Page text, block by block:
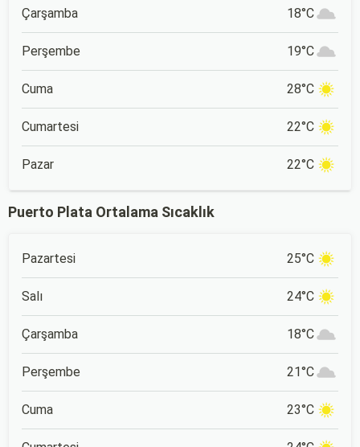
Çarşamba 18°C
Perşembe 19°C
Cuma 28°C
Cumartesi 22°C
Pazar 22°C
Puerto Plata Ortalama Sıcaklık
Pazartesi 25°C
Salı 24°C
Çarşamba 18°C
Perşembe 21°C
Cuma 23°C